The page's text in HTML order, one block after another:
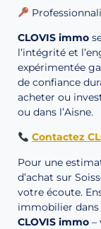
CLOVIS immo
l’intégrité et
expérimentée
de confiance
acheter ou
ou dans l’Aisne.
Contactez
Pour une
d’achat sur
votre écoute.
immobilier
CLOVIS immo –